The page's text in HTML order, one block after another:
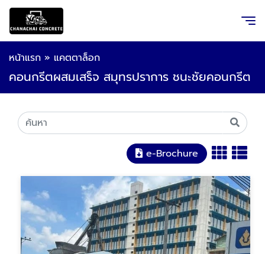
หน้าแรก » แคตตาล็อก
คอนกรีตผสมเสร็จ สมุทรปราการ ชนะชัยคอนกรีต
e-Brochure